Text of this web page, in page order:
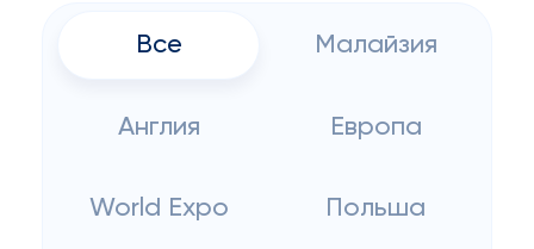
Все Малайзия
Англия Европа
World Expo Польша